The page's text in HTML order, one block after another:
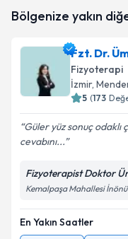
oluşturun. Size bu
E-posta
Kişisel
Metni
Bölgenize yakın
Fzt. Dr.
Fizyoterapi
İzmir,
5 (173
Güler yüz sonuç odaklı
cevabını...
Fizyoterapist Doktor
Kemalpaşa Mahallesi
En Yakın Saatler